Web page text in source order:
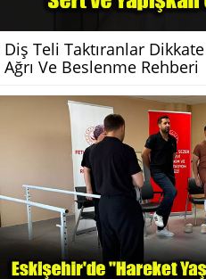
Diş Teli Taktıranlar
Ağrı Ve Beslenme Rehberi